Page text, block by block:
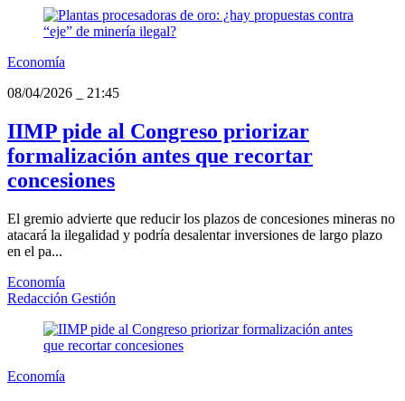
Economía
08/04/2026
21:45
IIMP pide al Congreso priorizar
formalización antes que recortar
concesiones
El gremio advierte que reducir los plazos de concesiones mineras no
atacará la ilegalidad y podría desalentar inversiones de largo plazo
en el pa...
Economía
Redacción Gestión
Economía